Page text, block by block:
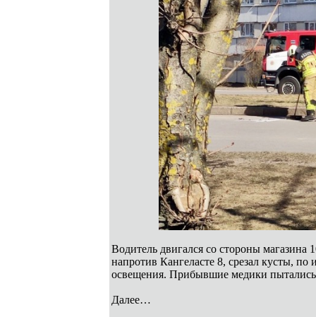
Водитель двигался со стороны магазина
напротив Кангеласте 8, срезал кусты,
освещения. Прибывшие медики пытались
Далее…